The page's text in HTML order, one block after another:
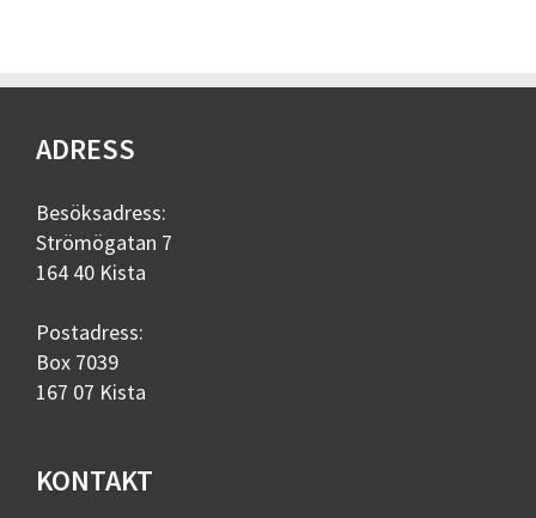
ADRESS
Besöksadress:
Strömögatan 7
164 40 Kista
Postadress:
Box 7039
167 07 Kista
KONTAKT